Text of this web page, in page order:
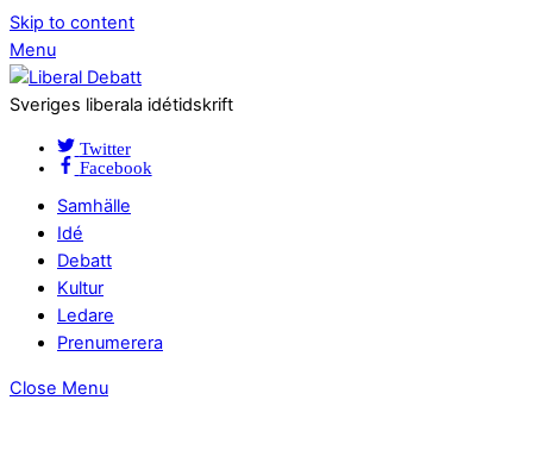
Skip to content
Menu
Sveriges liberala idétidskrift
Twitter
Facebook
Samhälle
Idé
Debatt
Kultur
Ledare
Prenumerera
Close Menu